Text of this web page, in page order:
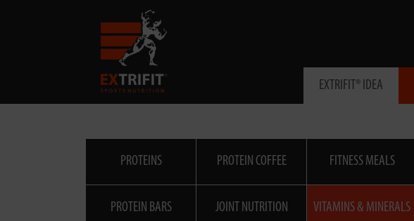
EXTRIFIT® IDEA
PROTEINS PROTEIN COFFEE FITNESS MEALS
PROTEIN BARS JOINT NUTRITION VITAMINS & MINERALS